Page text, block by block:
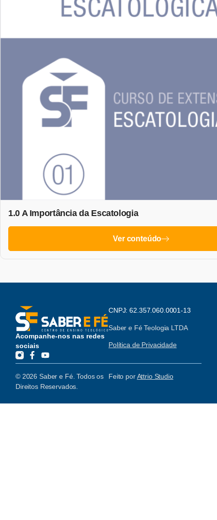
1.0 A Importância da Escatologia
Ver conteúdo
Acompanhe-nos nas redes
sociais
CNPJ: 62.357.060.0001-13
Saber e Fé Teologia LTDA
Política de Privacidade
© 2026 Saber e Fé. Todos os
Direitos Reservados.
Feito porAttrio Studio